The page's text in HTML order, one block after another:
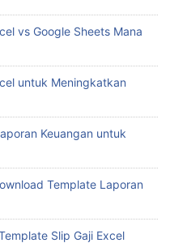
vs Google Sheets Mana
untuk Meningkatkan
Keuangan untuk
Template Laporan
Slip Gaji Excel